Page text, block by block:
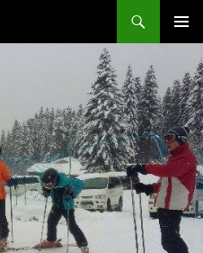
MENU